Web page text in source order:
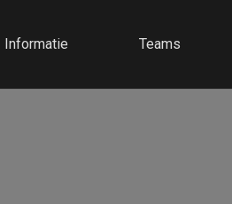
Informatie Teams